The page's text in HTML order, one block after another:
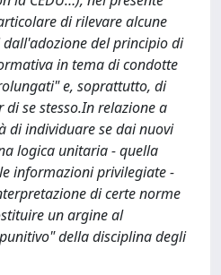
di rilevare alcune
del principio di
in tema di condotte
e, soprattutto, di
se stesso.In relazione a
di individuare se dai nuovi
logica unitaria - quella
informazioni privilegiate -
di certe norme
un argine al
della disciplina degli